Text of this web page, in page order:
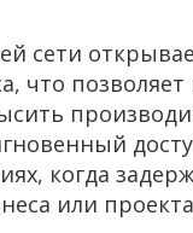
сети
что
когда
или